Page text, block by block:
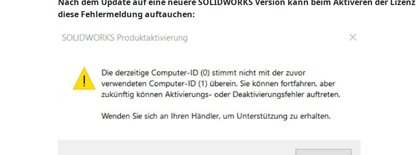
diese Fehlermeldung auftauchen: